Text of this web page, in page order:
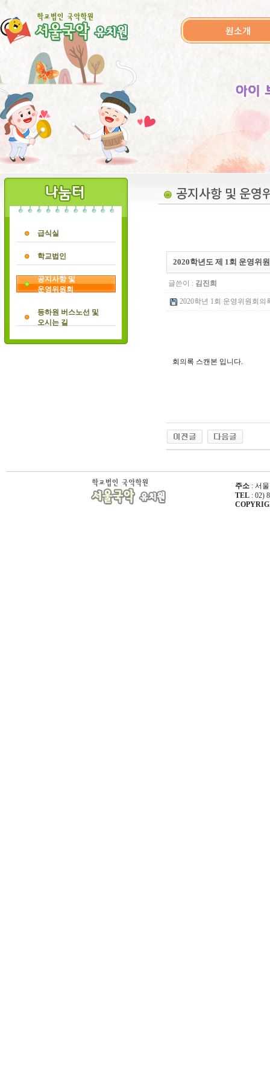
원소개
급식실
학교법인
공지사항 및
운영위원회
등하원 버스노선 및
오시는 길
공지사항 및 운영
2020학년도 제 1회 운영위
글쓴이 : 김진희
2020학년 1회 운영위원회의
회의록 스캔본 입니다.
주소 : 서
TEL : 02)